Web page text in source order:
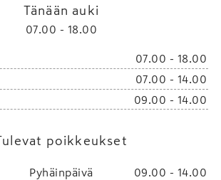
Tänään auki
07.00 - 18.00
07.00 - 18.00
07.00 - 14.00
09.00 - 14.00
poikkeukset
Pyhäinpäivä
09.00 - 14.00